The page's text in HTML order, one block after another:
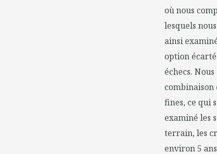
où nous
lesquels
ainsi
option
échecs.
combinaison
fines, ce qui
examiné les
terrain, les
environ 5